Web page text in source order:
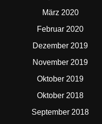
März 2020
Februar 2020
Dezember 2019
November 2019
Oktober 2019
Oktober 2018
September 2018